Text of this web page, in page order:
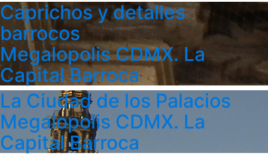
Caprichos y detalles
barrocos
Megalopolis CDMX. La
Capital Barroca
La Ciudad de los Palacios
Megalopolis CDMX. La
Capital Barroca